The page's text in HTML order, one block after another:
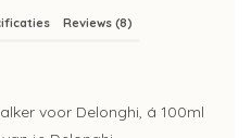
Reviews (8)
voor Delonghi, á 100ml